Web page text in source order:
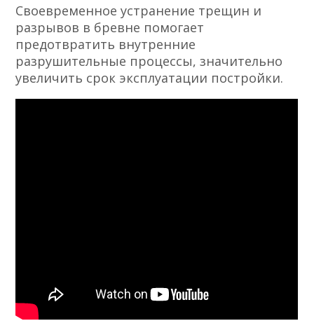
Своевременное устранение трещин и
разрывов в бревне помогает
предотвратить внутренние
разрушительные процессы, значительно
увеличить срок эксплуатации постройки.